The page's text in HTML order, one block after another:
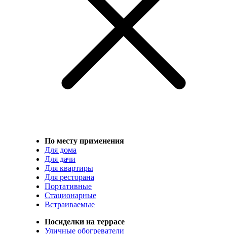
По месту применения
Для дома
Для дачи
Для квартиры
Для ресторана
Портативные
Стационарные
Встраиваемые
Посиделки на террасе
Уличные обогреватели